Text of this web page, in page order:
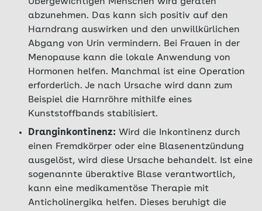
abzunehmen. Das kann sich positiv auf den
Harndrang auswirken und den unwillkürlichen
Abgang von Urin vermindern. Bei Frauen in der
Menopause kann die lokale Anwendung von
Hormonen helfen. Manchmal ist eine Operation
erforderlich. Je nach Ursache wird dann zum
Beispiel die Harnröhre mithilfe eines
Kunststoffbands stabilisiert.
Dranginkontinenz: Wird die Inkontinenz durch
einen Fremdkörper oder eine Blasenentzündung
ausgelöst, wird diese Ursache behandelt. Ist eine
sogenannte überaktive Blase verantwortlich,
kann eine medikamentöse Therapie mit
Anticholinergika helfen. Dieses beruhigt die